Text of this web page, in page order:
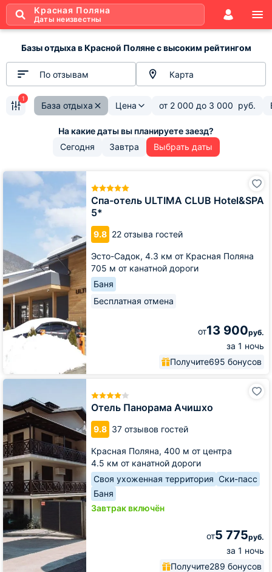
Красная Поляна
Даты неизвестны
Базы отдыха в Красной Поляне с высоким рейтингом
По отзывам Карта
База отдыха Цена от 2 000 до 3 000 руб.
1
Сегодня Завтра Выбрать даты
Спа-отель ULTIMA CLUB Hotel&SPA
5*
9.8 22 отзыва гостей
Эсто-Садок, 4.3 км от Красная Поляна
705 м от канатной дороги
Баня
Бесплатная отмена
от13 900руб.
за 1 ночь
Получите695 бонусов
Спа-
отель
ULTIMA
Отель Панорама Ачишхо
9.8 37 отзывов гостей
Красная Поляна, 400 м от центра
4.5 км от канатной дороги
Своя ухоженная территория Ски-пасс
Баня
Завтрак включён
от5 775руб.
за 1 ночь
Получите289 бонусов
Отель
Ачишхо